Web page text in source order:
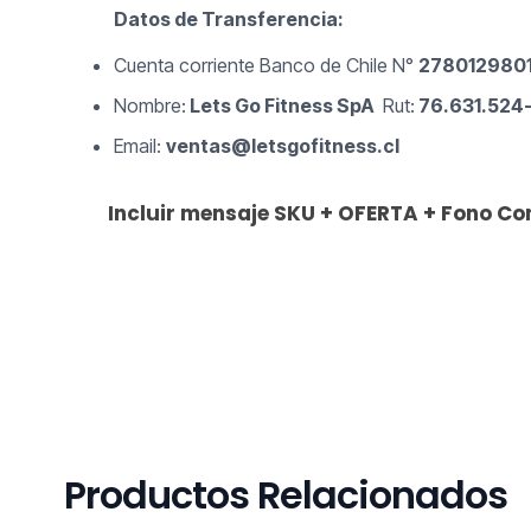
Datos de Transferencia:
Cuenta corriente Banco de Chile N°
Nombre: Lets Go Fitness SpA Rut:
Email:ventas@letsgofitness.cl
Incluir mensaje SKU + OFERTA + Fono
Productos Relacionados